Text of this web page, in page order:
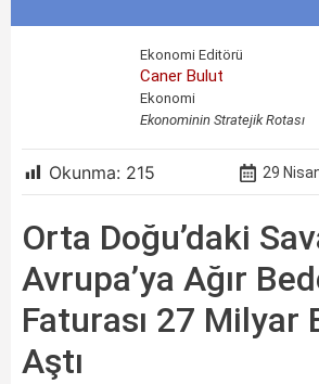
Ekonomi Editörü
Caner Bulut
Ekonomi
Ekonominin Stratejik Rotası
Okunma: 215 29
Orta Doğu’daki
Avrupa’ya Ağır
Faturası 27 Milyar
Aştı